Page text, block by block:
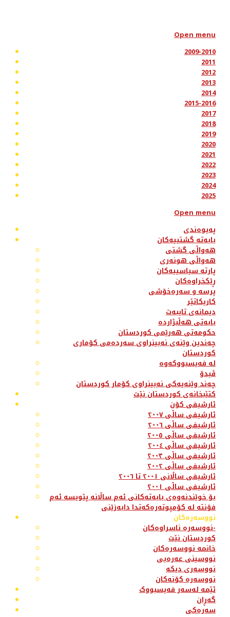
Open menu
2009-2010
2011
2012
2013
2014
2015-2016
2017
2018
2019
2020
2021
2022
2023
2024
2025
Open menu
پەیوەندی
بابەتە گشتییەکان
هەواڵی گشتی
هەواڵی هونەری
پارتە سیاسییەکان
ڕێکخراوەکان
پرسە و سەرەخۆشی
کاریکاتێر
دیمانەی تایبەت
بابەتی هەڵبژاردە
حکومەتی هەرێمی کوردستان
چەندین وێنەی نەبینراوی سەردەمی کۆماری
کوردستان
لە فەیسبووکەوە
ڤیدۆ
چەند وێنەیەکی نەبینراوی کۆمار کوردستان
کتێبخانەی کوردستان نێت
ئارشیفی کۆن
ئارشیفی ساڵی ٢٠٠٧
ئارشیفی ساڵی ٢٠٠٦
ئارشیفی ساڵی ٢٠٠٥
ئارشیفی ساڵی ٢٠٠٤
ئارشیفی ساڵی ٢٠٠٣
ئارشیفی ساڵی ٢٠٠٢
ئارشیفی ساڵانی ٢٠٠١ تا ٢٠٠٦
ئارشیفی ساڵی ٢٠٠١
بۆ خوێندنەوەی بابەتەکانی ئەم ساڵانە پێویسە ئەم
فۆنتە لە کۆمپوتەرەکەتدا دابەزێنی
نووسەرەکان
نووسەرە ناسراوەکان-
کوردستان نێت
خانمە نووسەرەکان
نووسینی عەرەبی
نووسەری دیکە
نووسەرە کۆنەکان
ئێمە لەسەر فەیسبووک
گەڕان
سەرەکی